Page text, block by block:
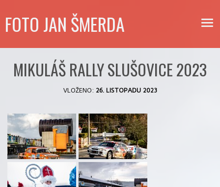
FOTO JAN ŠMERDA
MIKULÁŠ RALLY SLUŠOVICE 2023
VLOŽENO: 26. LISTOPADU 2023